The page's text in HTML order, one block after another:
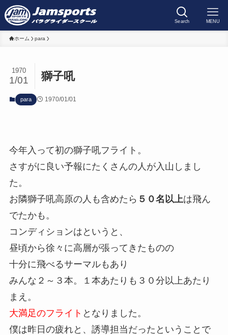
Search MENU
ホーム para
獅子吼
1970
1/01
para 1970/01/01
今年入って初の獅子吼フライト。
さすがに良い予報にたくさんの人が入山しまし
た。
お隣獅子吼高原の人も含めたら ５０名以上は飛ん
でたかも。
コンディションはというと、
昼頃から徐々に高層が張ってきたものの
十分に飛べるサーマルもあり
みんな２～３本。１本あたりも３０分以上あたり
まえ。
大満足のフライト となりました。
僕は昨日の疲れと、誘導担当だったということで